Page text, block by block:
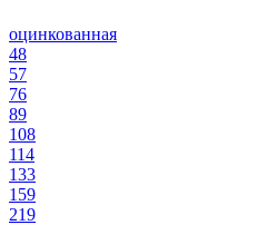
оцинкованная
48
57
76
89
108
114
133
159
219